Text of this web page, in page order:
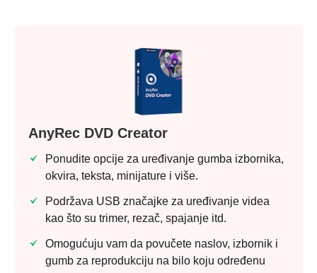
AnyRec DVD Creator
Ponudite opcije za uređivanje gumba izbornika,
okvira, teksta, minijature i više.
Podržava USB značajke za uređivanje videa
kao što su trimer, rezač, spajanje itd.
Omogućuju vam da povučete naslov, izbornik i
gumb za reprodukciju na bilo koju određenu